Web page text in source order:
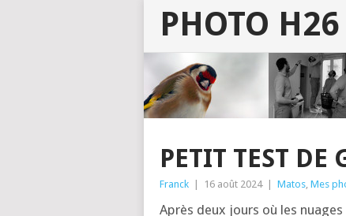
PHOTO H26
PETIT TEST DE
Franck 16 août 2024 Matos, Mes
Après deux jours où les